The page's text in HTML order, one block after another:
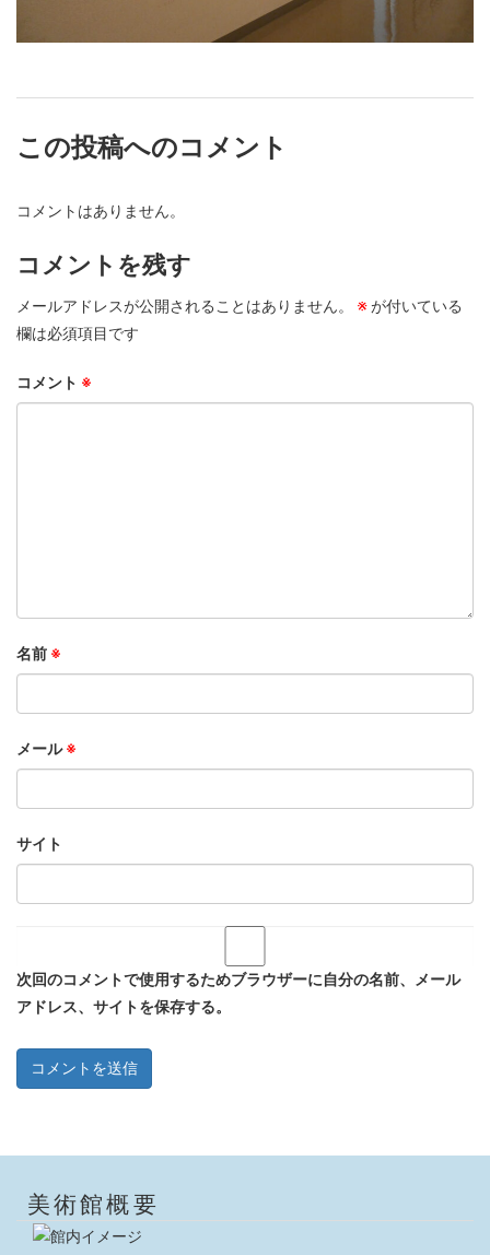
この投稿へのコメント
コメントはありません。
コメントを残す
メールアドレスが公開されることはありません。 ※が付いている
欄は必須項目です
コメント ※
名前 ※
メール※
サイト
次回のコメントで使用するためブラウザーに自分の名前、メール
アドレス、サイトを保存する。
美術館概要